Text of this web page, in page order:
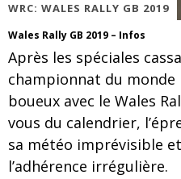
WRC: WALES RALLY GB 2019
Wales Rally GB 2019 – Infos
Après les spéciales
championnat du
boueux avec le Wales
vous du calendrier,
sa météo imprévisible
l’adhérence irrégulière.